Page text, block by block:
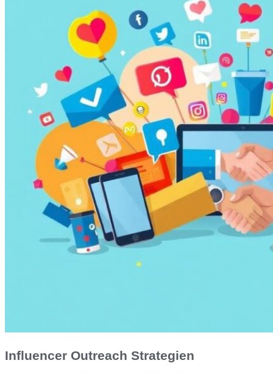
Influencer Outreach Strategien